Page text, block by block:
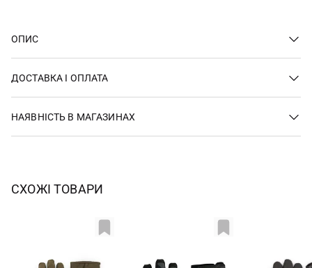
ОПИС
ДОСТАВКА І ОПЛАТА
НАЯВНІСТЬ В МАГАЗИНАХ
СХОЖІ ТОВАРИ